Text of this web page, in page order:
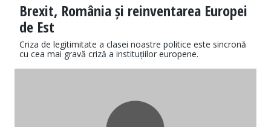
Brexit, România și reinventarea Europei
de Est
Criza de legitimitate a clasei noastre politice este sincronă
cu cea mai gravă criză a instituțiilor europene.